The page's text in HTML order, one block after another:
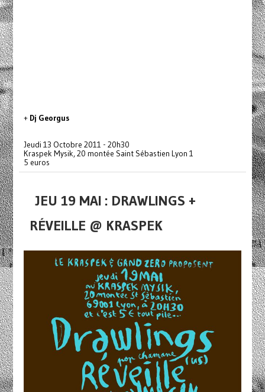
+ Dj Georgus
Jeudi 13 Octobre 2011 - 20h30
Kraspek Mysik, 20 montée Saint Sébastien Lyon 1
5 euros
JEU 19 MAI : DRAWLINGS +
RÉVEILLE @ KRASPEK